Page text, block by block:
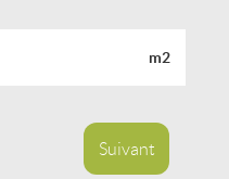
m2
Suivant